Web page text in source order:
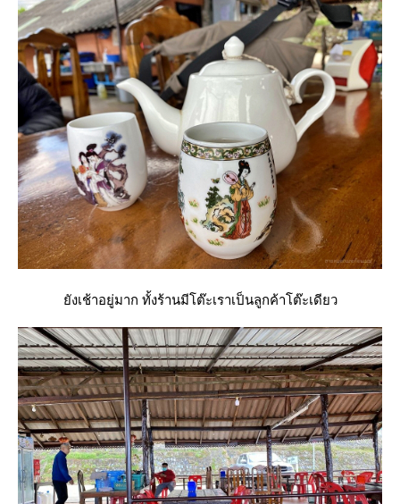
ังเช้าอยู่มาก ทั้งร้านมีโต๊ะเราเป็นลูกค้าโต๊ะเดียว